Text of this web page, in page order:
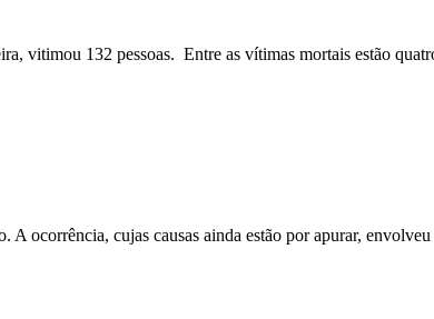
vitimou 132 pessoas. Entre as vítimas mortais estão
ocorrência, cujas causas ainda estão por apurar,